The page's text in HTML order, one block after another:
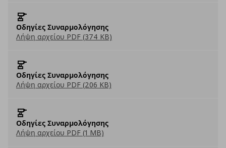
Οδηγίες Συναρμολόγησης
Λήψη αρχείου PDF (374 KB)
Οδηγίες Συναρμολόγησης
Λήψη αρχείου PDF (206 KB)
Οδηγίες Συναρμολόγησης
Λήψη αρχείου PDF (1 MB)